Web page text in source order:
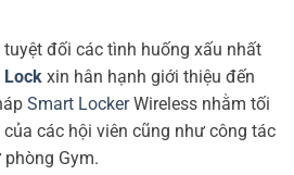
tuyệt đối các tình huống xấu nhất
Lock xin hân hạnh giới thiệu đến
Smart LockerWireless nhằm tối
các hội viên cũng như công tác
Gym.